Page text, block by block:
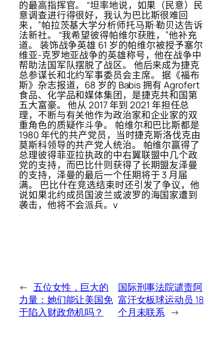
的最高指挥官。 “坦率地说，如果（民意）民
意调查进行得很好，我认为巴比斯很难回
来，”帕拉茨基大学分析师托马斯·勒贝达告诉
法新社。 “我希望彼得帕维尔获胜，”他补充
道。 装饰战争英雄 61 岁的帕维尔被授予塞尔
维亚-克罗地亚战争的英雄称号，他在战争中
帮助法国军队摆脱了战区。 他后来成为捷克
总参谋长和北约军事委员会主席。 据《福布
斯》杂志报道，68 岁的 Babis 拥有 Agrofert
食品、化学品和媒体集团，是捷克共和国第
五大富豪。 他从 2017 年到 2021 年担任总
理，不断与有关他作为政治家和企业家的双
重角色的质疑作斗争。 帕维尔和巴比斯都是
1980 年代的共产党员，当时捷克斯洛伐克由
莫斯科领导的共产党人统治。 帕维尔赢得了
总理彼得菲亚拉执政的中右翼联盟中几个政
党的支持，而巴比什则获得了长期盟友泽曼
的支持，泽曼的最后一个任期将于 3 月届
满。 巴比什在竞选结束时还引发了争议，他
说如果北约成员国波兰或波罗的海国家遭到
袭击，他将不会派兵。v
← 五位女性，巨大的
力量：她们能让美国免
于陷入财政危机吗？
国际刑事法院谴责阿
富汗女板球运动员 18
个月未联系 →